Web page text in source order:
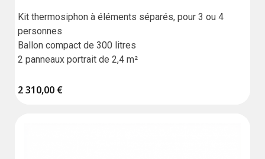
Kit thermosiphon à éléments séparés, pour 3 ou 4
personnes
Ballon compact de 300 litres
2 panneaux portrait de 2,4 m²
2 310,00 €